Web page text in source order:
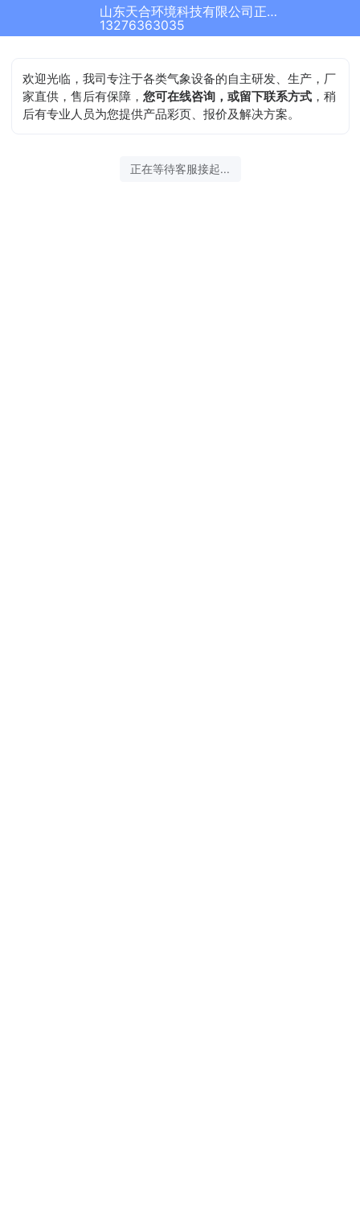
山东天合环境科技有限公司正在为您服务
13276363035
欢迎光临，我司专注于各类气象设备的自主研发、生产，厂
家直供，售后有保障，您可在线咨询，或留下联系方式 ，稍
后有专业人员为您提供产品彩页、报价及解决方案。
正在等待客服接起...